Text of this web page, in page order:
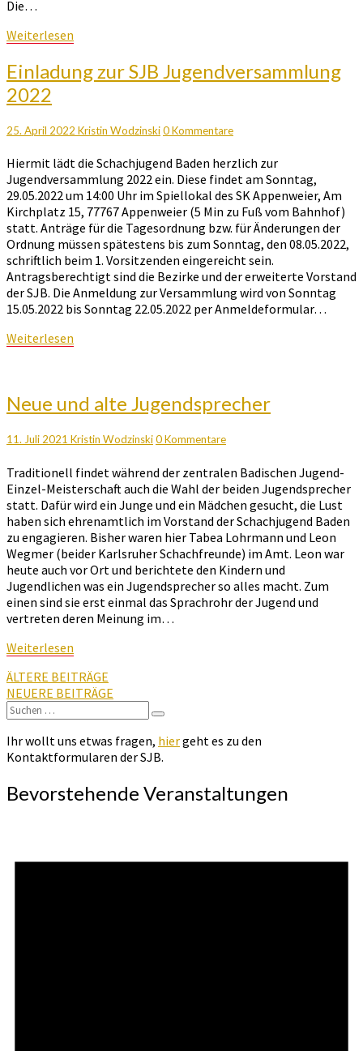
Die…
Weiterlesen
Einladung
zur
SJB
2022
Einladung zur SJB Jugendversammlung
2022
25. April 2022 Kristin WodzinskiKommentare
0 Kommentare
Hiermit lädt die Schachjugend Baden herzlich zur
Jugendversammlung 2022 ein. Diese findet am Sonntag,
29.05.2022 um 14:00 Uhr im Spiellokal des SK Appenweier, Am
Kirchplatz 15, 77767 Appenweier (5 Min zu Fuß vom Bahnhof)
statt. Anträge für die Tagesordnung bzw. für Änderungen der
Ordnung müssen spätestens bis zum Sonntag, den 08.05.2022,
schriftlich beim 1. Vorsitzenden eingereicht sein.
Antragsberechtigt sind die Bezirke und der erweiterte Vorstand
der SJB. Die Anmeldung zur Versammlung wird von Sonntag
15.05.2022 bis Sonntag 22.05.2022 per Anmeldeformular…
Weiterlesen
Neue
und
alte
Jugendsprecher
Neue und alte Jugendsprecher
11. Juli 2021 Kristin WodzinskiKommentare
0 Kommentare
Traditionell findet während der zentralen Badischen Jugend-
Einzel-Meisterschaft auch die Wahl der beiden Jugendsprecher
statt. Dafür wird ein Junge und ein Mädchen gesucht, die Lust
haben sich ehrenamtlich im Vorstand der Schachjugend Baden
zu engagieren. Bisher waren hier Tabea Lohrmann und Leon
Wegmer (beider Karlsruher Schachfreunde) im Amt. Leon war
heute auch vor Ort und berichtete den Kindern und
Jugendlichen was ein Jugendsprecher so alles macht. Zum
einen sind sie erst einmal das Sprachrohr der Jugend und
vertreten deren Meinung im…
Weiterlesen
Beitragsnavigation
ÄLTERE BEITRÄGE
NEUERE BEITRÄGE
Suchen
nach:
Suchen
Ihr wollt uns etwas fragen, hiergeht es zu den
Kontaktformularen der SJB.
Bevorstehende Veranstaltungen